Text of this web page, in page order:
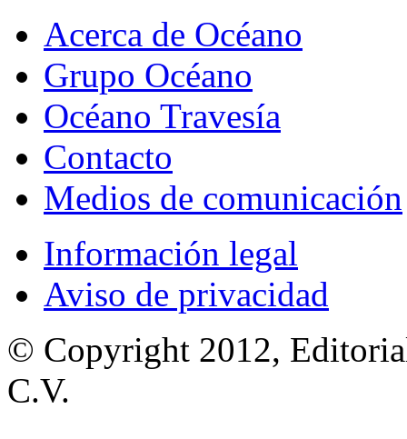
Acerca de Océano
Grupo Océano
Océano Travesía
Contacto
Medios de comunicación
Información legal
Aviso de privacidad
© Copyright 2012,
C.V.